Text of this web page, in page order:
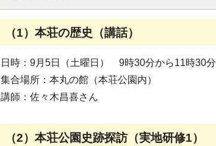
（1）本荘の歴史（講話）
日時：9月5日（土曜日） 9時30分から11時30分
集合場所：本丸の館（本荘公園内）
講師：佐々木昌喜さん
（2）本荘公園史跡探訪（実地研修1）